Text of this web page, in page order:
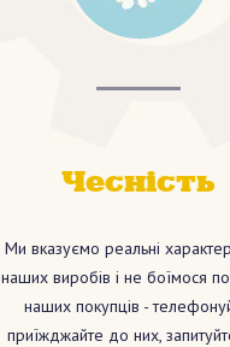
Чеснiсть
Ми вказуємо реальні
наших виробів і не боїмося
наших покупців -
приїжджайте до них,